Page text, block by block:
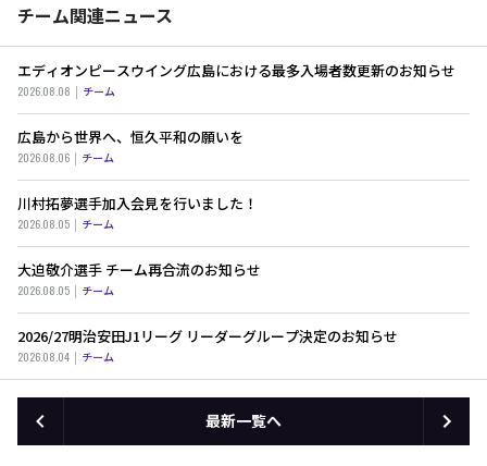
チーム関連ニュース
エディオンピースウイング広島における最多入場者数更新のお知らせ
2026.08.08 チーム
広島から世界へ、恒久平和の願いを
2026.08.06 チーム
川村拓夢選手加入会見を行いました！
2026.08.05 チーム
大迫敬介選手 チーム再合流のお知らせ
2026.08.05 チーム
2026/27明治安田J1リーグ リーダーグループ決定のお知らせ
2026.08.04 チーム
最新一覧へ